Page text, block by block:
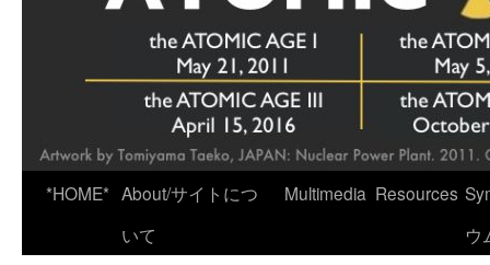
*HOME* About/サイトにつ
いて
Multimedia Resources
ウ